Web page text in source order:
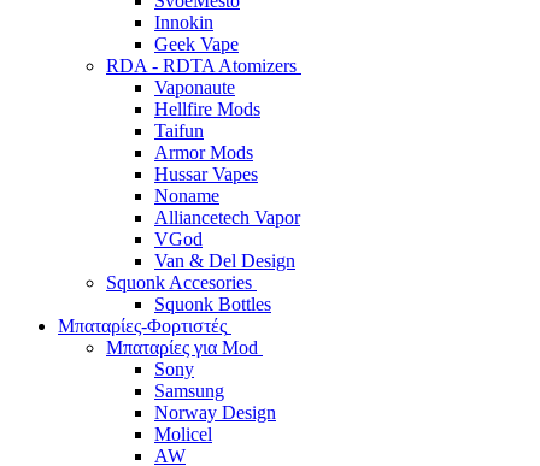
Innokin
Geek Vape
RDA - RDTA Atomizers
Vaponaute
Hellfire Mods
Taifun
Armor Mods
Hussar Vapes
Noname
Alliancetech Vapor
VGod
Van & Del Design
Squonk Accesories
Squonk Bottles
Μπαταρίες-Φορτιστές
Μπαταρίες για Mod
Sony
Samsung
Norway Design
Molicel
AW